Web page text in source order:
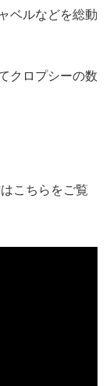
ベルなどを総動
クロプシーの数
こちらをご覧